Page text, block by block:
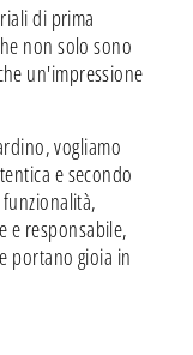
di prima
non solo sono
un'impressione
vogliamo
e secondo
e responsabile,
portano gioia in